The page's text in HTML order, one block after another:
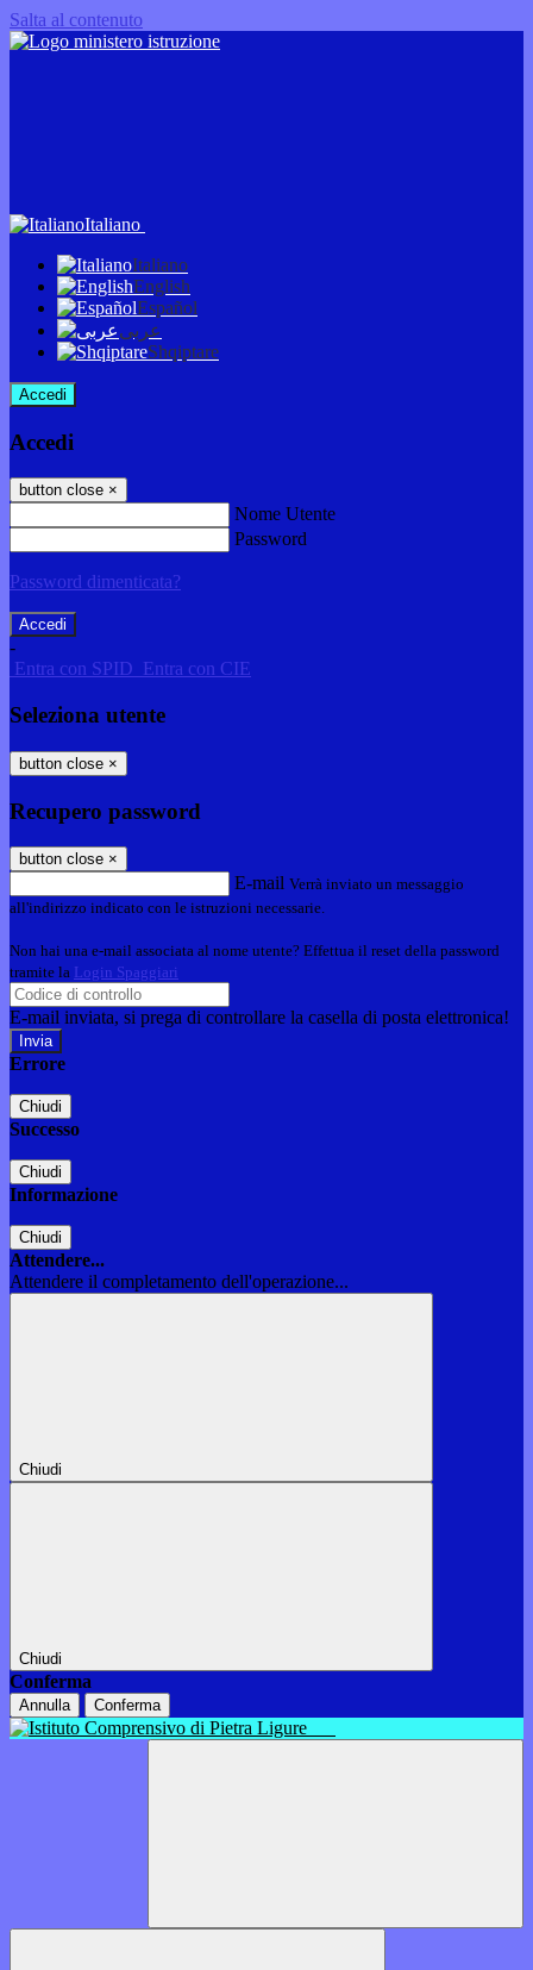
Salta al contenuto
Italiano
Italiano
English
Español
عربى
Shqiptare
Accedi
Accedi
button close ×
Nome Utente
Password
Password dimenticata?
-
Entra con SPID Entra con CIE
Seleziona utente
button close ×
Recupero password
button close ×
E-mail Verrà inviato un messaggio
all'indirizzo indicato con le istruzioni necessarie.
Non hai una e-mail associata al nome utente? Effettua il reset della password
tramite la Login Spaggiari
E-mail inviata, si prega di controllare la casella di posta elettronica!
Errore
Chiudi
Successo
Chiudi
Informazione
Chiudi
Attendere...
Attendere il completamento dell'operazione...
Chiudi
Chiudi
Conferma
Annulla Conferma